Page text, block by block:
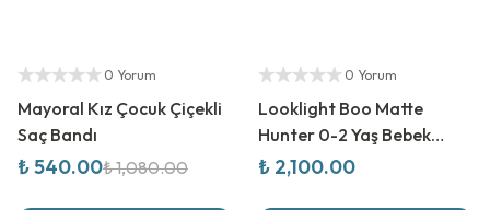
Yetkili Satıcı
0 Yorum
Mayoral Kız Çocuk Çiçekli
Saç Bandı
₺ 540.00₺ 1,080.00
0 Yorum
Looklight Boo Matte
Hunter 0-2 Yaş Bebek
Güneş Gözlüğü
₺ 2,100.00